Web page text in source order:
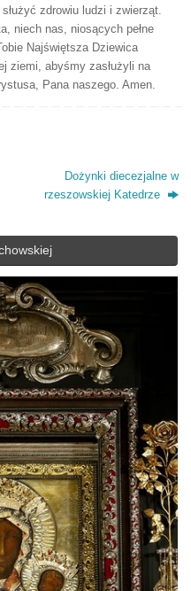
zdrowiu ludzi i zwierząt.
niech nas, niosących pełne
Najświętsza Dziewica
ziemi, abyśmy zasłużyli na
Pana naszego. Amen.
Dożynki diecezjalne w
rzeszowskiej Katedrze